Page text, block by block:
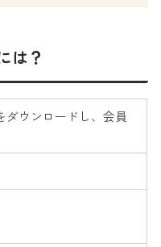
は？
ウンロードし、会員